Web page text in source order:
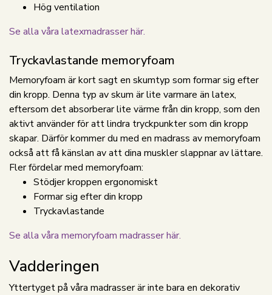
Hög ventilation
Se alla våra latexmadrasser här.
Tryckavlastande memoryfoam
Memoryfoam är kort sagt en skumtyp som formar sig efter
din kropp. Denna typ av skum är lite varmare än latex,
eftersom det absorberar lite värme från din kropp, som den
aktivt använder för att lindra tryckpunkter som din kropp
skapar. Därför kommer du med en madrass av memoryfoam
också att få känslan av att dina muskler slappnar av lättare.
Fler fördelar med memoryfoam:
Stödjer kroppen ergonomiskt
Formar sig efter din kropp
Tryckavlastande
Se alla våra memoryfoam madrasser här.
Vadderingen
Yttertyget på våra madrasser är inte bara en dekorativ